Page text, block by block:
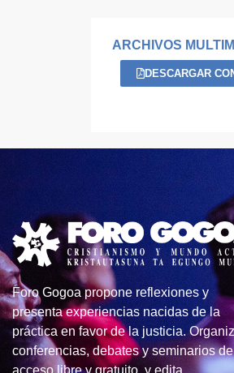
ARCHIVOS
DESCARGAR
Foro Gogoa propone reflexiones y
presenta experiencias nacidas de la
práctica en favor de la justicia.
conferencias, debates y seminarios de
acceso libre y gratuito, y edita